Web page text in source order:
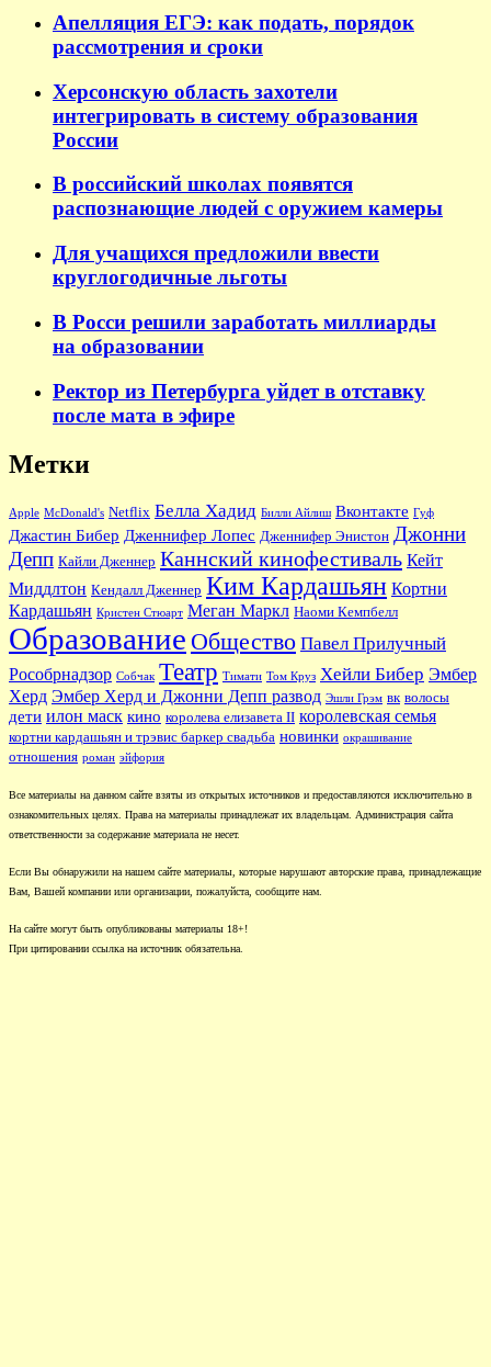
Апелляция ЕГЭ: как подать, порядок
рассмотрения и сроки
Херсонскую область захотели
интегрировать в систему образования
России
В российский школах появятся
распознающие людей с оружием камеры
Для учащихся предложили ввести
круглогодичные льготы
В Росси решили заработать миллиарды
на образовании
Ректор из Петербурга уйдет в отставку
после мата в эфире
Метки
Apple McDonald's Netflix Белла Хадид Билли Айлиш Вконтакте Гуф
Джастин Бибер Дженнифер Лопес Дженнифер Энистон Джонни
Депп Кайли Дженнер Каннский кинофестиваль Кейт
Миддлтон Кендалл Дженнер Ким Кардашьян Кортни
Кардашьян Кристен Стюарт Меган Маркл Наоми Кемпбелл
Образование Общество Павел Прилучный
Рособрнадзор Собчак Театр Тимати Том Круз Хейли Бибер Эмбер
Херд Эмбер Херд и Джонни Депп развод Эшли Грэм вк волосы
дети илон маск кино королева елизавета II королевская семья
кортни кардашьян и трэвис баркер свадьба новинки окрашивание
отношения роман эйфория
Все материалы на данном сайте взяты из открытых источников и предоставляются исключительно в
ознакомительных целях. Права на материалы принадлежат их владельцам. Администрация сайта
ответственности за содержание материала не несет.
Если Вы обнаружили на нашем сайте материалы, которые нарушают авторские права, принадлежащие
Вам, Вашей компании или организации, пожалуйста, сообщите нам.
На сайте могут быть опубликованы материалы 18+!
При цитировании ссылка на источник обязательна.